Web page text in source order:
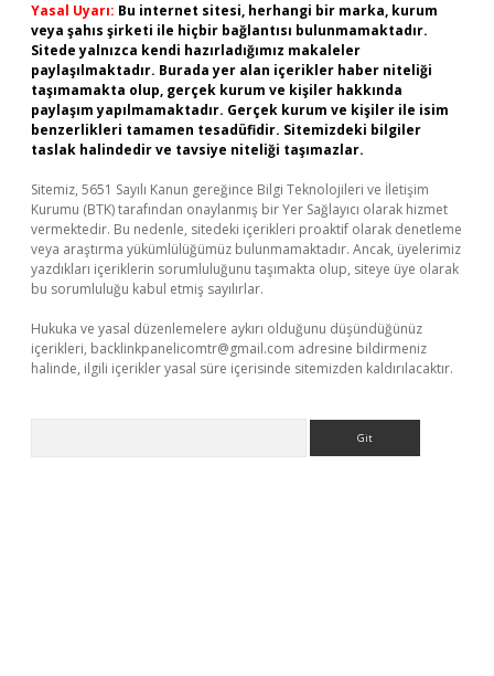
Yasal Uyarı: Bu internet sitesi, herhangi bir marka, kurum
veya şahıs şirketi ile hiçbir bağlantısı bulunmamaktadır.
Sitede yalnızca kendi hazırladığımız makaleler
paylaşılmaktadır. Burada yer alan içerikler haber niteliği
taşımamakta olup, gerçek kurum ve kişiler hakkında
paylaşım yapılmamaktadır. Gerçek kurum ve kişiler ile isim
benzerlikleri tamamen tesadüfidir. Sitemizdeki bilgiler
taslak halindedir ve tavsiye niteliği taşımazlar.
Sitemiz, 5651 Sayılı Kanun gereğince Bilgi Teknolojileri ve İletişim
Kurumu (BTK) tarafından onaylanmış bir Yer Sağlayıcı olarak hizmet
vermektedir. Bu nedenle, sitedeki içerikleri proaktif olarak denetleme
veya araştırma yükümlülüğümüz bulunmamaktadır. Ancak, üyelerimiz
yazdıkları içeriklerin sorumluluğunu taşımakta olup, siteye üye olarak
bu sorumluluğu kabul etmiş sayılırlar.
Hukuka ve yasal düzenlemelere aykırı olduğunu düşündüğünüz
içerikleri, backlinkpanelicomtr@gmail.com adresine bildirmeniz
halinde, ilgili içerikler yasal süre içerisinde sitemizden kaldırılacaktır.